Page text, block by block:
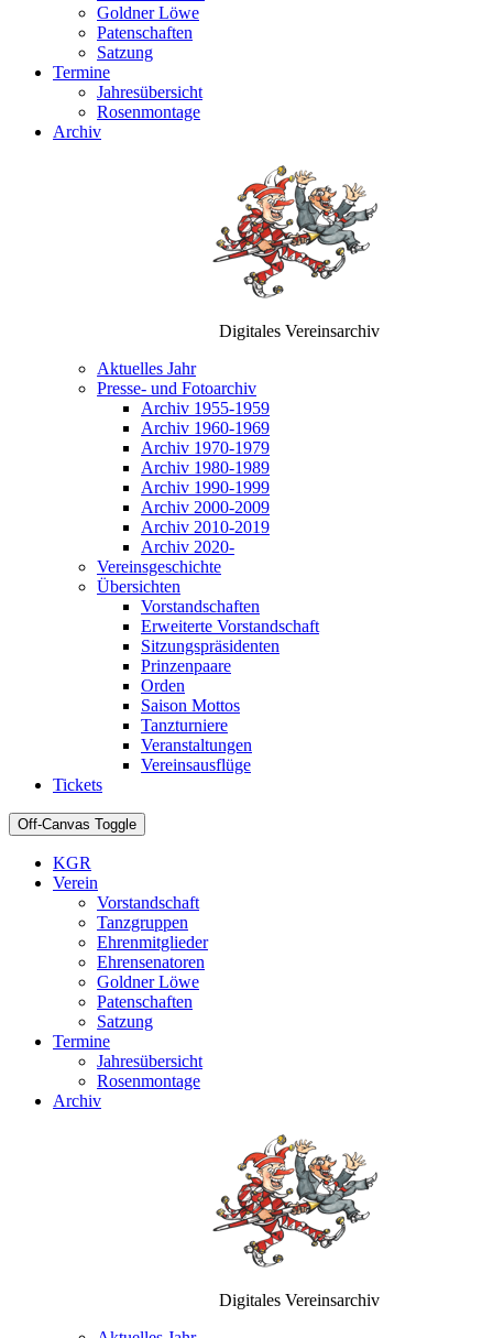
Goldner Löwe
Patenschaften
Satzung
Termine
Jahresübersicht
Rosenmontage
Archiv
Digitales Vereinsarchiv
Aktuelles Jahr
Presse- und Fotoarchiv
Archiv 1955-1959
Archiv 1960-1969
Archiv 1970-1979
Archiv 1980-1989
Archiv 1990-1999
Archiv 2000-2009
Archiv 2010-2019
Archiv 2020-
Vereinsgeschichte
Übersichten
Vorstandschaften
Erweiterte Vorstandschaft
Sitzungspräsidenten
Prinzenpaare
Orden
Saison Mottos
Tanzturniere
Veranstaltungen
Vereinsausflüge
Tickets
Off-Canvas Toggle
KGR
Verein
Vorstandschaft
Tanzgruppen
Ehrenmitglieder
Ehrensenatoren
Goldner Löwe
Patenschaften
Satzung
Termine
Jahresübersicht
Rosenmontage
Archiv
Digitales Vereinsarchiv